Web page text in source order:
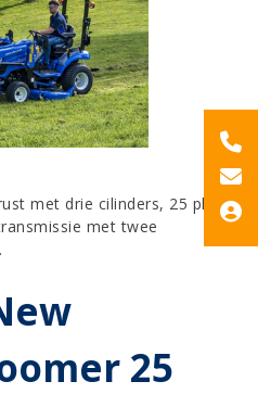
met drie cilinders, 25 pk,
met twee
25